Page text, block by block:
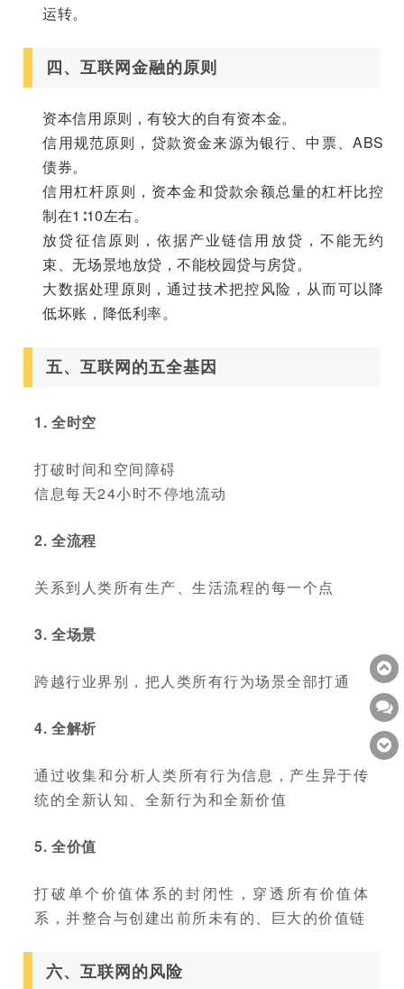
运转。
四、互联网金融的原则
资本信用原则，有较大的自有资本金。
信用规范原则，贷款资金来源为银行、中票、ABS
债券。
信用杠杆原则，资本金和贷款余额总量的杠杆比控
制在1∶10左右。
放贷征信原则，依据产业链信用放贷，不能无约
束、无场景地放贷，不能校园贷与房贷。
大数据处理原则，通过技术把控风险，从而可以降
低坏账，降低利率。
五、互联网的五全基因
1. 全时空
打破时间和空间障碍
信息每天24小时不停地流动
2. 全流程
关系到人类所有生产、生活流程的每一个点
3. 全场景
跨越行业界别，把人类所有行为场景全部打通
4. 全解析
通过收集和分析人类所有行为信息，产生异于传
统的全新认知、全新行为和全新价值
5. 全价值
打破单个价值体系的封闭性，穿透所有价值体
系，并整合与创建出前所未有的、巨大的价值链
六、互联网的风险